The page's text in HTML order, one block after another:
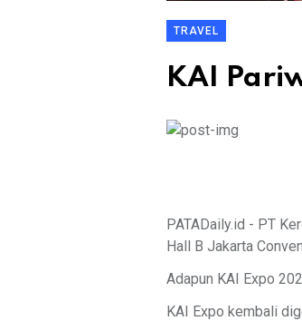
TRAVEL
KAI
PATADaily.id - PT
Hall B Jakarta
Adapun KAI Expo
KAI Expo kembali